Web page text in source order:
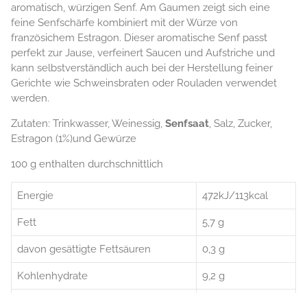
aromatisch, würzigen Senf. Am Gaumen zeigt sich eine
feine Senfschärfe kombiniert mit der Würze von
französichem Estragon. Dieser aromatische Senf passt
perfekt zur Jause, verfeinert Saucen und Aufstriche und
kann selbstverständlich auch bei der Herstellung feiner
Gerichte wie Schweinsbraten oder Rouladen verwendet
werden.
Zutaten: Trinkwasser, Weinessig, Senfsaat, Salz, Zucker,
Estragon (1%)und Gewürze
100 g enthalten durchschnittlich
Energie 472kJ/113kcal
Fett 5,7 g
davon gesättigte Fettsäuren 0,3 g
Kohlenhydrate 9,2 g